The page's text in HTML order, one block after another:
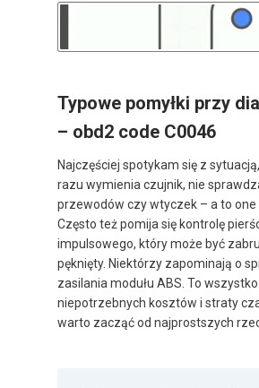
Typowe pomyłki przy
– obd2 code C0046
Najczęściej spotykam się z
razu wymienia czujnik, nie
przewodów czy wtyczek – a to one
Często też pomija się kontrolę
impulsowego, który może być
pęknięty. Niektórzy zapominają o
zasilania modułu ABS. To
niepotrzebnych kosztów i straty
warto zacząć od najprostszych